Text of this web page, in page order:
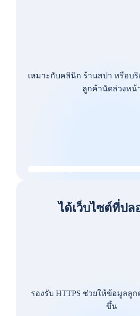
เหมาะกับคลินิก ร้านสปา หรือบ
ลูกค้านัดล่วงหน้
ได้เว็บไซต์ที่ปล
รองรับ HTTPS ช่วยให้ข้อมูลลู
ขึ้น